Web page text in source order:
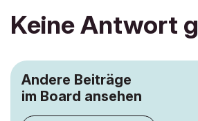
Keine Antwort
Andere Beiträge
im Board ansehen